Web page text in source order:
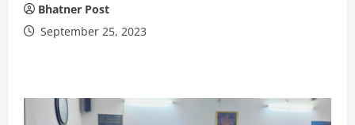
Bhatner Post
September 25, 2023